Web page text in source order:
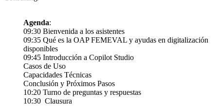
Agenda:
09:30 Bienvenida a los asistentes
09:35 Qué es la OAP FEMEVAL y ayudas en digitalización
disponibles
09:45 Introducción a Copilot Studio
Casos de Uso
Capacidades Técnicas
Conclusión y Próximos Pasos
10:20 Turno de preguntas y respuestas
10:30 Clausura